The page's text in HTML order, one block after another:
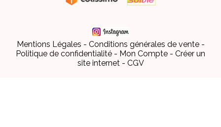
Mentions Légales
Conditions générales de vente
Politique de confidentialité
Mon Compte
Créer un
site internet
CGV